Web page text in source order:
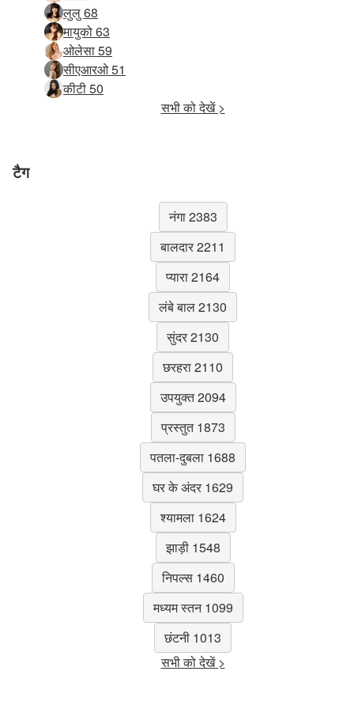
लुलु 68
मायुको 63
ओलेसा 59
सीएआरओ 51
कीटी 50
सभी को देखें >
टैग
नंगा 2383
बालदार 2211
प्यारा 2164
लंबे बाल 2130
सुंदर 2130
छरहरा 2110
उपयुक्त 2094
प्रस्तुत 1873
पतला-दुबला 1688
घर के अंदर 1629
श्यामला 1624
झाड़ी 1548
निपल्स 1460
मध्यम स्तन 1099
छंटनी 1013
सभी को देखें >